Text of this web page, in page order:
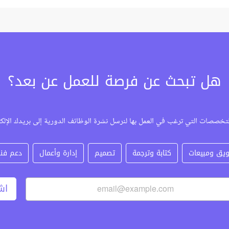
هل تبحث عن فرصة للعمل عن بعد؟
التي ترغب في العمل بها لنرسل نشرة الوظائف الدورية إلى بريدك
ومبيعات كتابة وترجمة تصميم إدارة وأعمال دعم